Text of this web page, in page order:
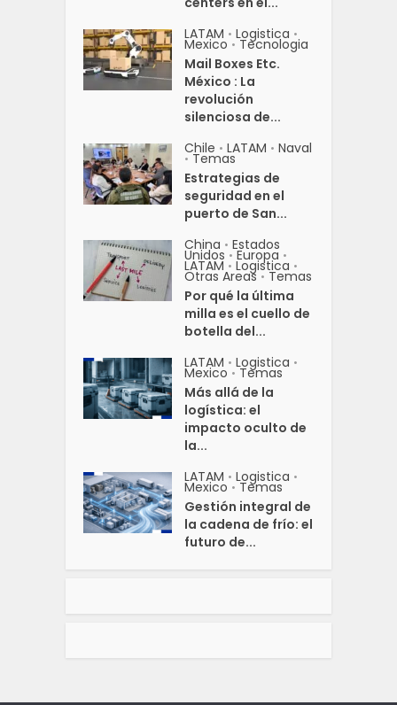
LATAM • Logistica •
Mexico • Tecnologia
Mail Boxes Etc.
México : La
revolución
silenciosa de...
Chile • LATAM • Naval
• Temas
Estrategias de
seguridad en el
puerto de San...
China • Estados
Unidos • Europa •
LATAM • Logistica •
Otras Areas • Temas
Por qué la última
milla es el cuello de
botella del...
LATAM • Logistica •
Mexico • Temas
Más allá de la
logística: el
impacto oculto de
la...
LATAM • Logistica •
Mexico • Temas
Gestión integral de
la cadena de frío: el
futuro de...